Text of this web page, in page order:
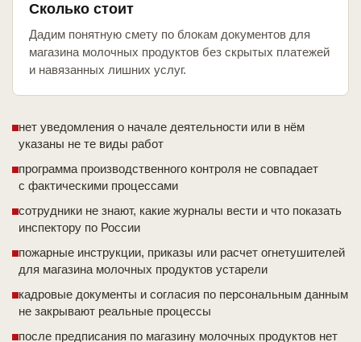
Сколько стоит
Дадим понятную смету по блокам документов для
магазина молочных продуктов без скрытых платежей
и навязанных лишних услуг.
нет уведомления о начале деятельности или в нём
указаны не те виды работ
программа производственного контроля не совпадает
с фактическими процессами
сотрудники не знают, какие журналы вести и что показать
инспектору по России
пожарные инструкции, приказы или расчет огнетушителей
для магазина молочных продуктов устарели
кадровые документы и согласия по персональным данным
не закрывают реальные процессы
после предписания по магазину молочных продуктов нет